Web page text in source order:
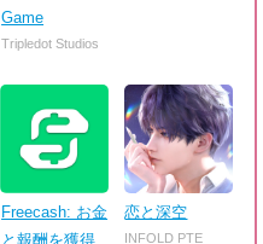
Game
Tripledot Studios
Freecash: お金
と報酬を獲得
恋と深空
INFOLD PTE